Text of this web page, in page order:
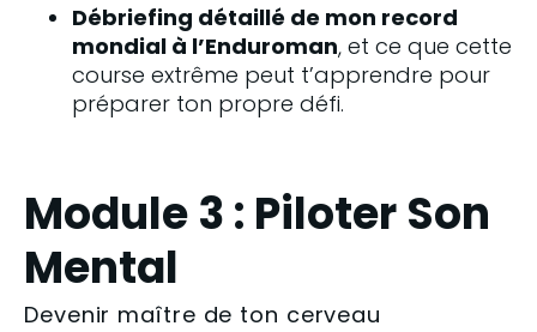
Débriefing détaillé de mon record
mondial à l’Enduroman, et ce que cette
course extrême peut t’apprendre pour
préparer ton propre défi.
Module 3 : Piloter Son
Mental
Devenir maître de ton cerveau